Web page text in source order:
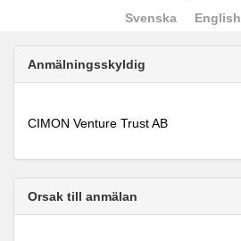
Svenska English
Anmälningsskyldig
CIMON Venture Trust AB
Orsak till anmälan